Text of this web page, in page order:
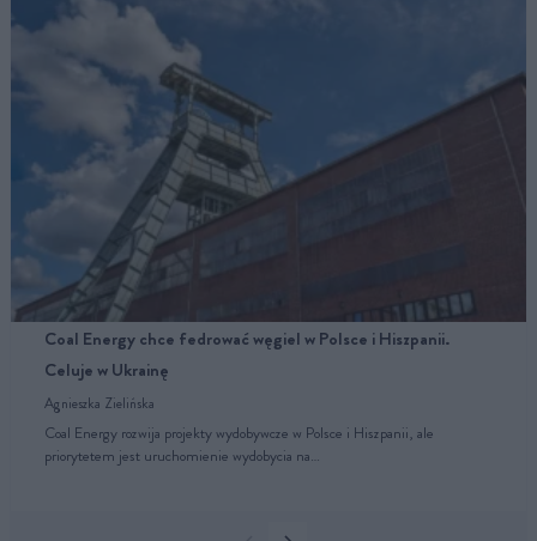
Coal Energy chce fedrować węgiel w Polsce i Hiszpanii.
Celuje w Ukrainę
Agnieszka Zielińska
Coal Energy rozwija projekty wydobywcze w Polsce i Hiszpanii, ale
priorytetem jest uruchomienie wydobycia na…